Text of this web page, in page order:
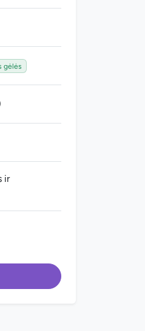
gėlės
ir